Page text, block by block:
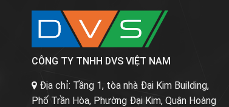
CÔNG TY TNHH DVS VIỆT NAM
Địa chỉ: Tầng 1, tòa nhà Đại Kim Building,
Phố Trần Hòa, Phường Đại Kim, Quận Hoàng